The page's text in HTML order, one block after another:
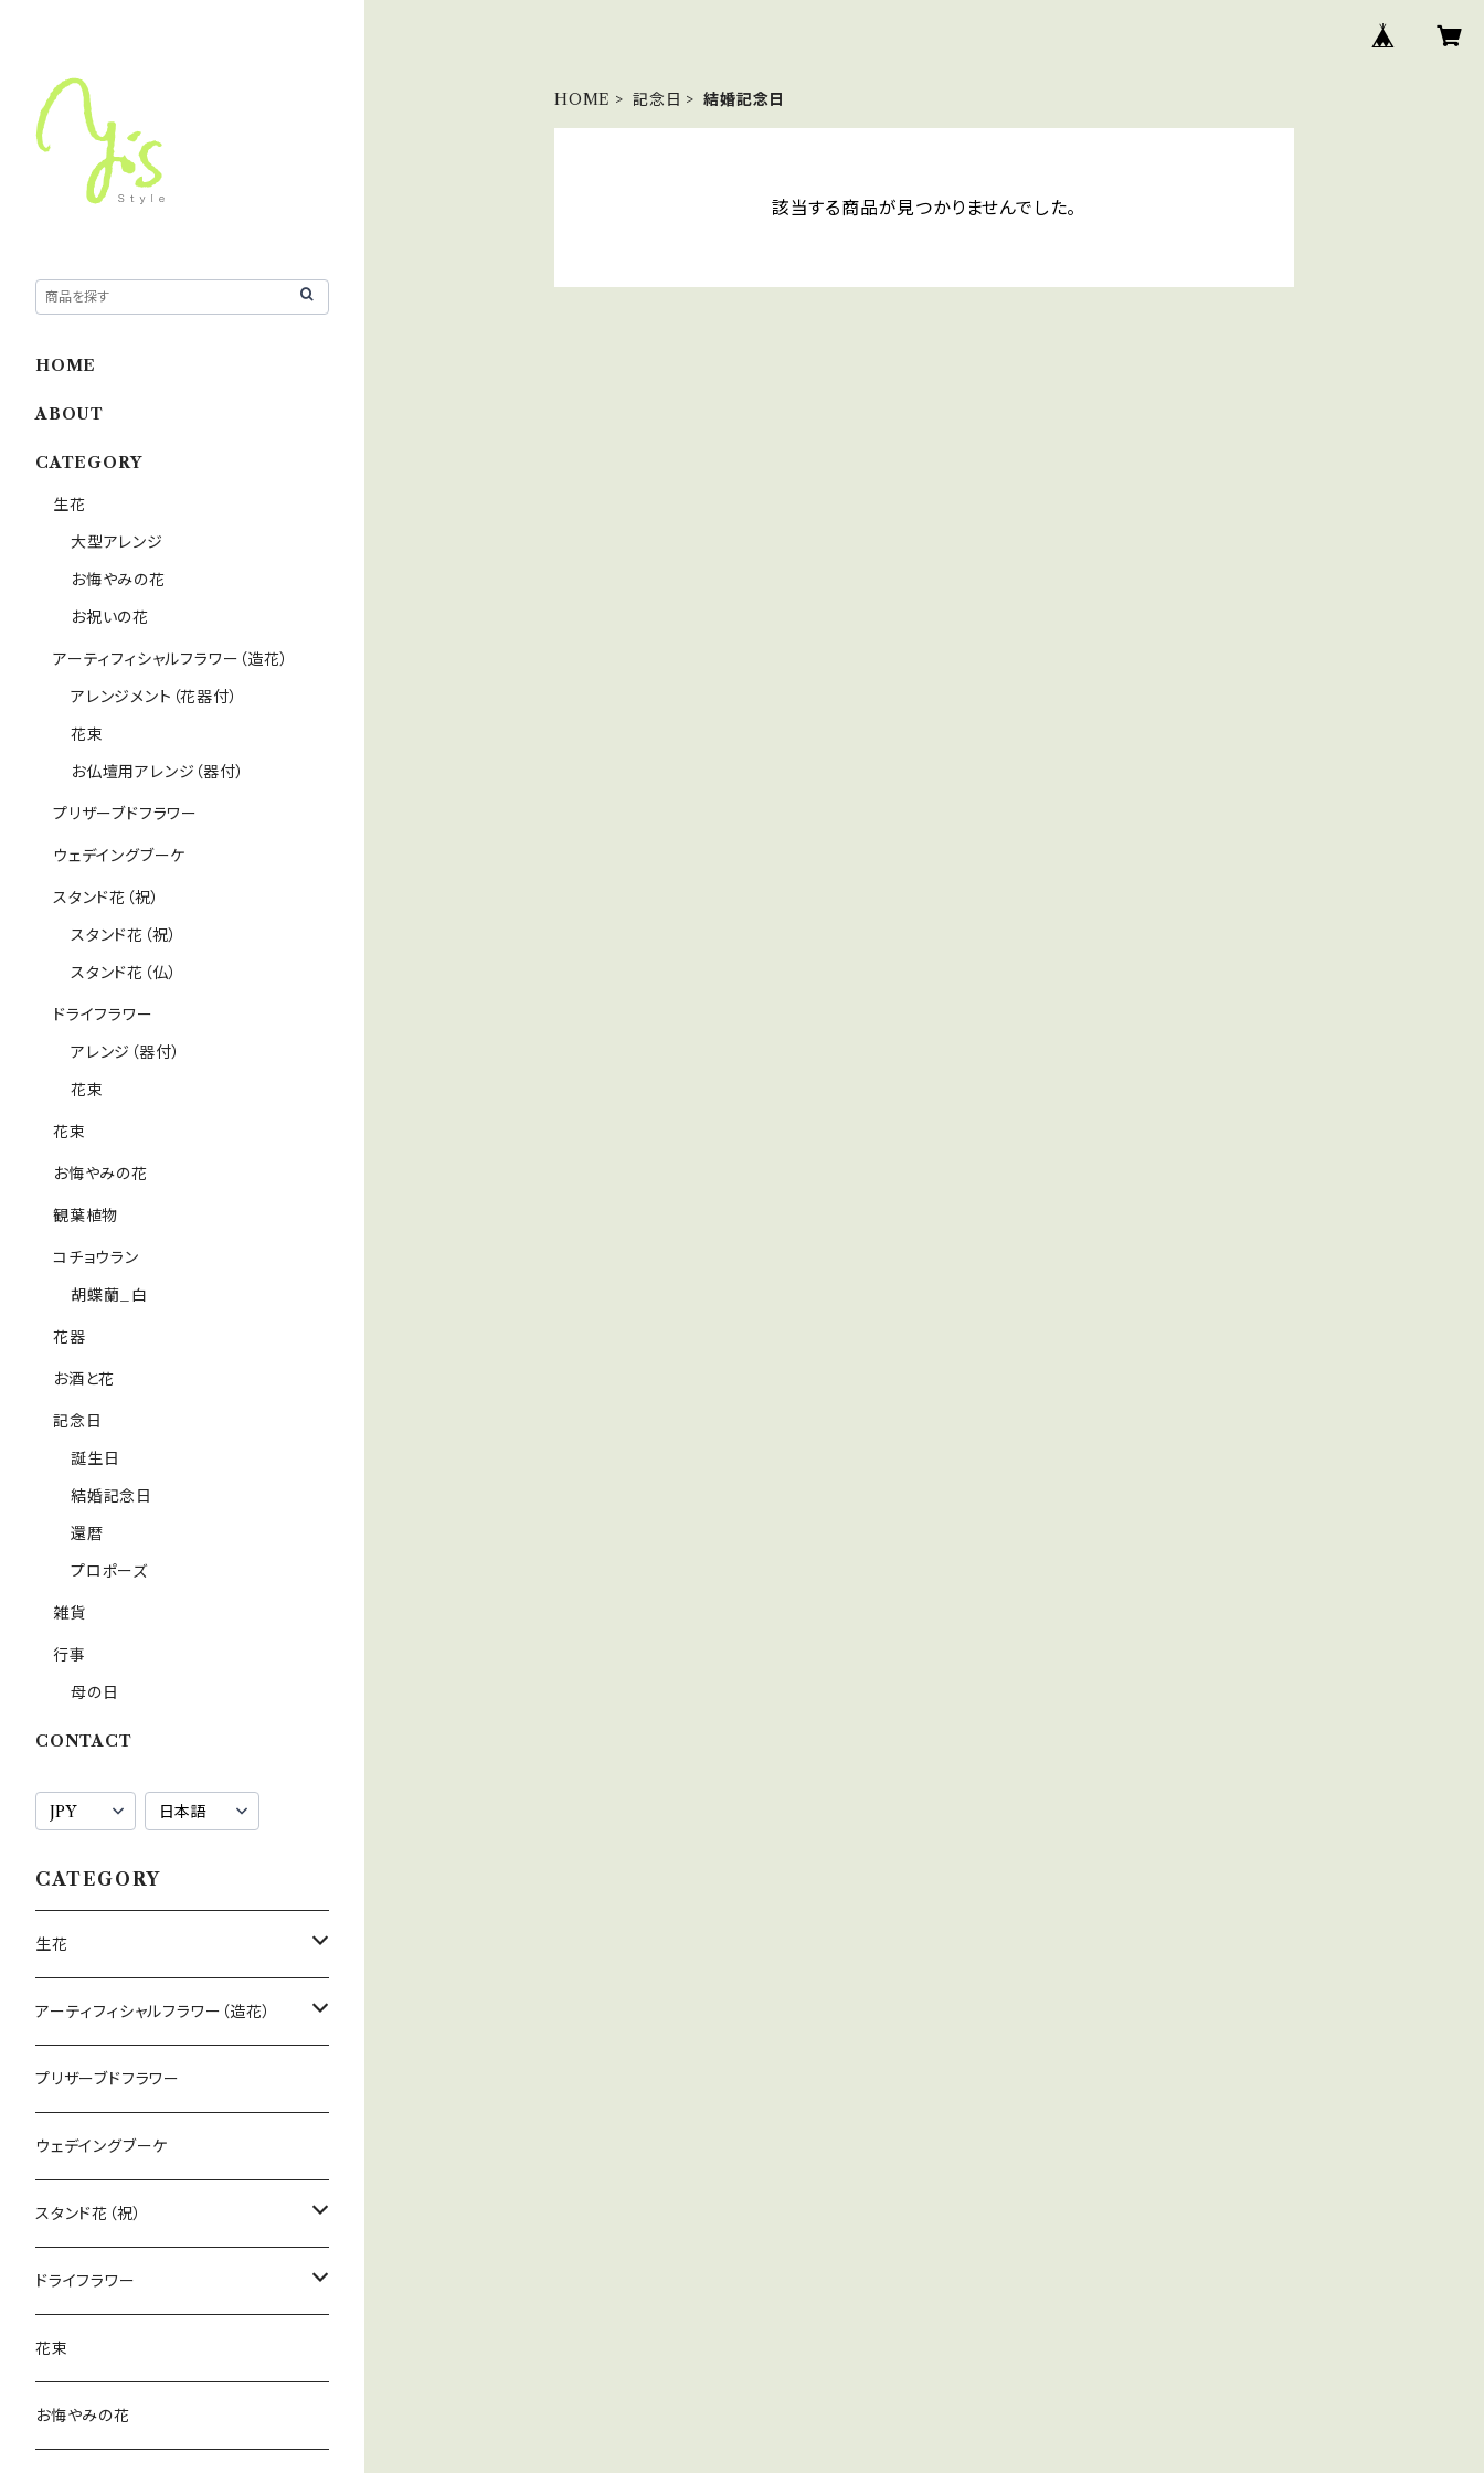
HOME 記念日 結婚記念日
該当する商品が見つかりませんでした。
HOME
ABOUT
CATEGORY
生花
大型アレンジ
お悔やみの花
お祝いの花
アーティフィシャルフラワー（造花）
アレンジメント（花器付）
花束
お仏壇用アレンジ（器付）
プリザーブドフラワー
ウェデイングブーケ
スタンド花（祝）
スタンド花（祝）
スタンド花（仏）
ドライフラワー
アレンジ（器付）
花束
花束
お悔やみの花
観葉植物
コチョウラン
胡蝶蘭_白
花器
お酒と花
記念日
誕生日
結婚記念日
還暦
プロポーズ
雑貨
行事
母の日
CONTACT
CATEGORY
生花
大型アレンジ
お悔やみの花
お祝いの花
アーティフィシャルフラワー（造花）
アレンジメント（花器付）
花束
お仏壇用アレンジ（器付）
プリザーブドフラワー
ウェデイングブーケ
スタンド花（祝）
スタンド花（祝）
スタンド花（仏）
ドライフラワー
アレンジ（器付）
花束
花束
お悔やみの花